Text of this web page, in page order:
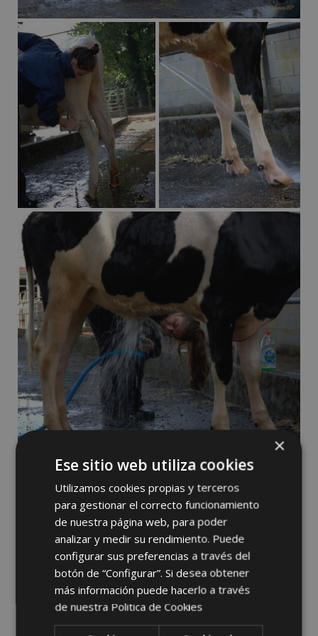
×
Ese sitio web utiliza cookies
Utilizamos cookies propias y terceros
para gestionar el correcto funcionamiento
de nuestra página web, para poder
analizar y medir su rendimiento. Puede
configurar sus preferencias a través del
botón de “Configurar”. Si desea obtener
más información puede hacerlo a través
de nuestra Politica de Cookies